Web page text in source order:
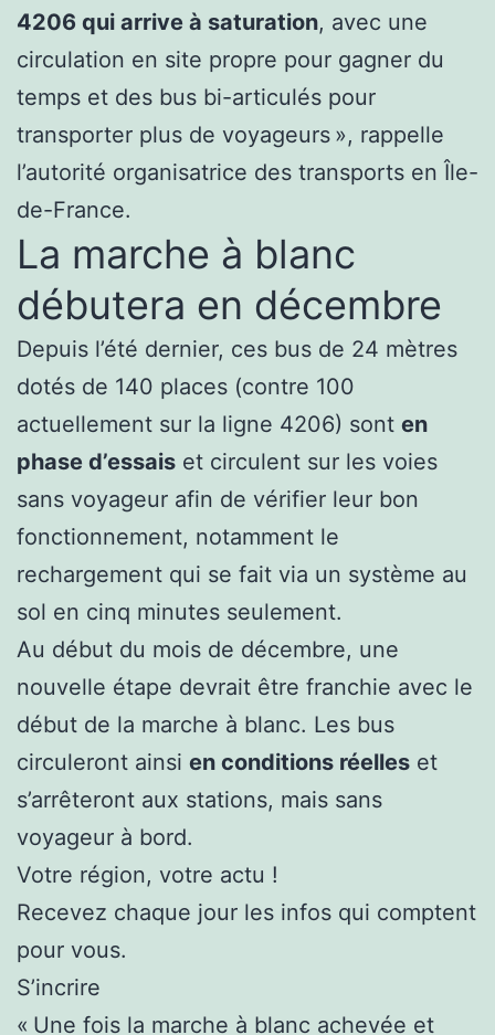
4206 qui arrive à saturation, avec une
circulation en site propre pour gagner du
temps et des bus bi-articulés pour
transporter plus de voyageurs », rappelle
l’autorité organisatrice des transports en Île-
de-France.
La marche à blanc
débutera en décembre
Depuis l’été dernier, ces bus de 24 mètres
dotés de 140 places (contre 100
actuellement sur la ligne 4206) sont en
phase d’essais et circulent sur les voies
sans voyageur afin de vérifier leur bon
fonctionnement, notamment le
rechargement qui se fait via un système au
sol en cinq minutes seulement.
Au début du mois de décembre, une
nouvelle étape devrait être franchie avec le
début de la marche à blanc. Les bus
circuleront ainsi en conditions réelles et
s’arrêteront aux stations, mais sans
voyageur à bord.
Votre région, votre actu !
Recevez chaque jour les infos qui comptent
pour vous.
S’incrire
« Une fois la marche à blanc achevée et